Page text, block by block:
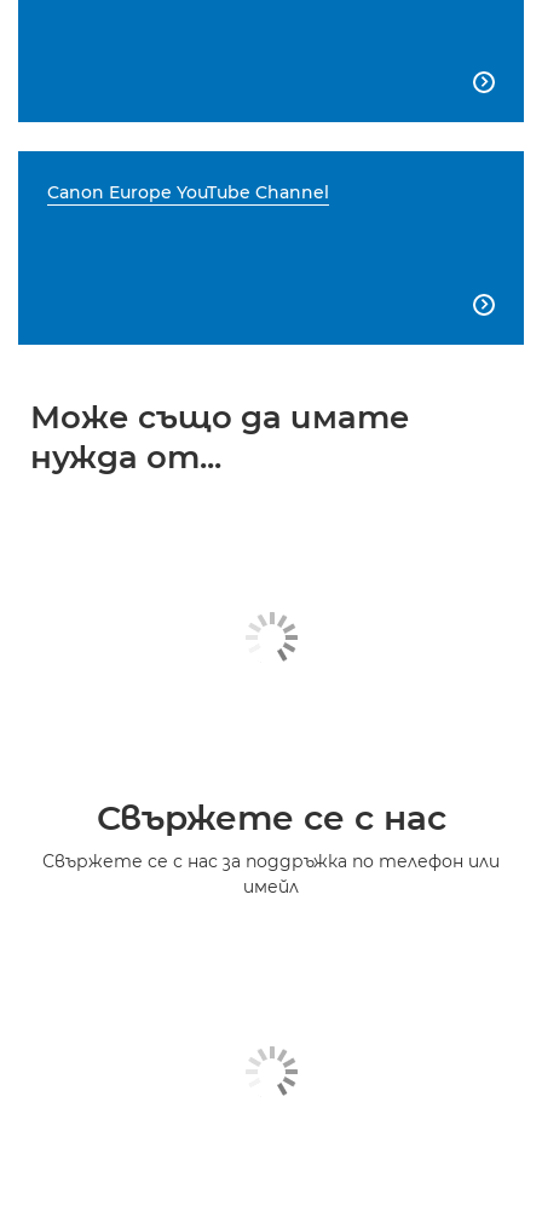

Canon Europe YouTube Channel

Може също да имате
нужда от...
Свържете се с нас
Свържете се с нас за поддръжка по телефон или
имейл